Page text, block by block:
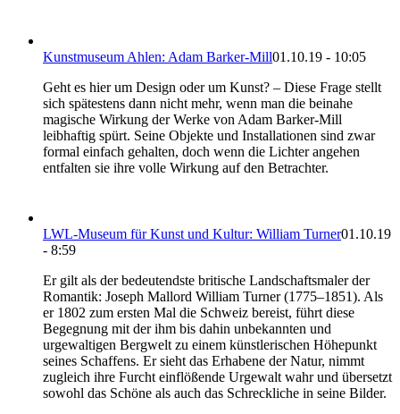
Kunstmuseum Ahlen: Adam Barker-Mill01.10.19 - 10:05
Geht es hier um Design oder um Kunst? – Diese Frage stellt
sich spätestens dann nicht mehr, wenn man die beinahe
magische Wirkung der Werke von Adam Barker-Mill
leibhaftig spürt. Seine Objekte und Installationen sind zwar
formal einfach gehalten, doch wenn die Lichter angehen
entfalten sie ihre volle Wirkung auf den Betrachter.
LWL-Museum für Kunst und Kultur: William Turner01.10.19
- 8:59
Er gilt als der bedeutendste britische Landschaftsmaler der
Romantik: Joseph Mallord William Turner (1775–1851). Als
er 1802 zum ersten Mal die Schweiz bereist, führt diese
Begegnung mit der ihm bis dahin unbekannten und
urgewaltigen Bergwelt zu einem künstlerischen Höhepunkt
seines Schaffens. Er sieht das Erhabene der Natur, nimmt
zugleich ihre Furcht einflößende Urgewalt wahr und übersetzt
sowohl das Schöne als auch das Schreckliche in seine Bilder.